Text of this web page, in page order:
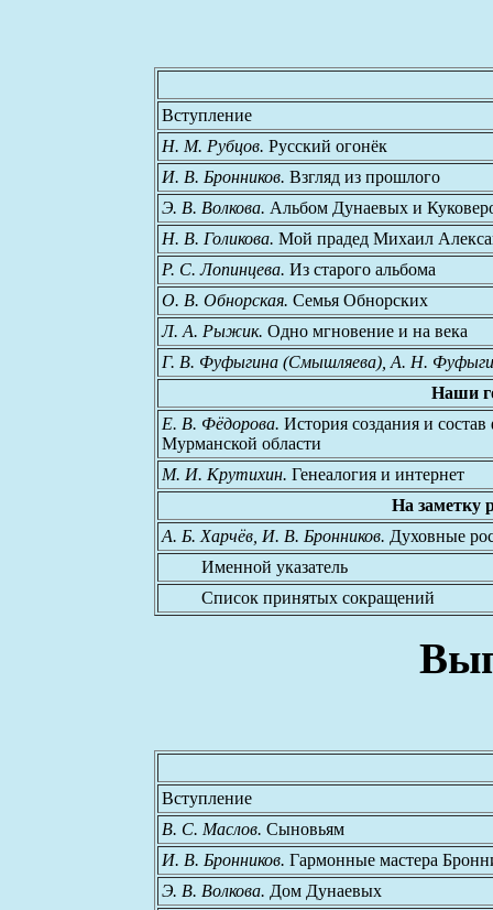
Вступление
Н. М. Рубцов. Русский огонёк
И. В. Бронников. Взгляд из прошлого
Э. В. Волкова. Альбом Дунаевых и
Н. В. Голикова. Мой прадед Михаил
Р. С. Лопинцева. Из старого альбома
О. В. Обнорская. Семья Обнорских
Л. А. Рыжик. Одно мгновение и на века
Г. В. Фуфыгина (Смышляева), А. Н.
Наши
Е. В. Фёдорова. История создания и
Мурманской области
М. И. Крутихин. Генеалогия и интернет
На заметку
А. Б. Харчёв, И. В. Бронников. Духовные
Именной указатель
Список принятых сокращений
Вступление
В. С. Маслов. Сыновьям
И. В. Бронников. Гармонные мастера
Э. В. Волкова. Дом Дунаевых